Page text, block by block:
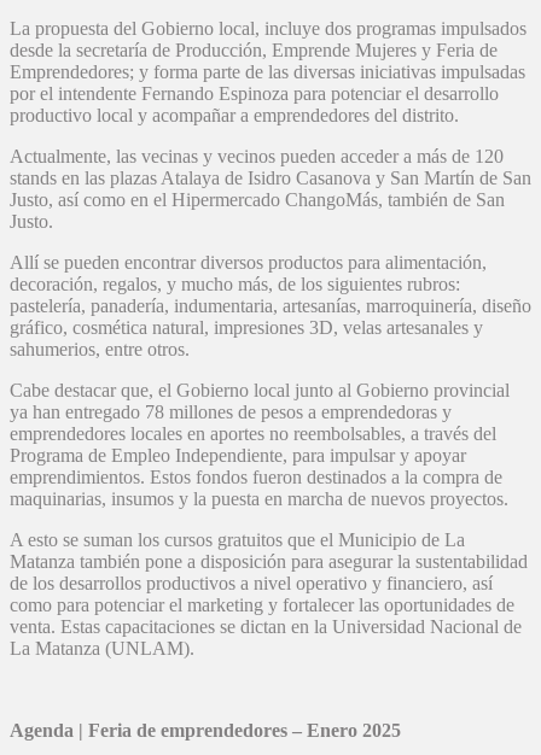
La propuesta del Gobierno local, incluye dos programas impulsados
desde la secretaría de Producción, Emprende Mujeres y Feria de
Emprendedores; y forma parte de las diversas iniciativas impulsadas
por el intendente Fernando Espinoza para potenciar el desarrollo
productivo local y acompañar a emprendedores del distrito.
Actualmente, las vecinas y vecinos pueden acceder a más de 120
stands en las plazas Atalaya de Isidro Casanova y San Martín de San
Justo, así como en el Hipermercado ChangoMás, también de San
Justo.
Allí se pueden encontrar diversos productos para alimentación,
decoración, regalos, y mucho más, de los siguientes rubros:
pastelería, panadería, indumentaria, artesanías, marroquinería, diseño
gráfico, cosmética natural, impresiones 3D, velas artesanales y
sahumerios, entre otros.
Cabe destacar que, el Gobierno local junto al Gobierno provincial
ya han entregado 78 millones de pesos a emprendedoras y
emprendedores locales en aportes no reembolsables, a través del
Programa de Empleo Independiente, para impulsar y apoyar
emprendimientos. Estos fondos fueron destinados a la compra de
maquinarias, insumos y la puesta en marcha de nuevos proyectos.
A esto se suman los cursos gratuitos que el Municipio de La
Matanza también pone a disposición para asegurar la sustentabilidad
de los desarrollos productivos a nivel operativo y financiero, así
como para potenciar el marketing y fortalecer las oportunidades de
venta. Estas capacitaciones se dictan en la Universidad Nacional de
La Matanza (UNLAM).
Agenda | Feria de emprendedores – Enero 2025